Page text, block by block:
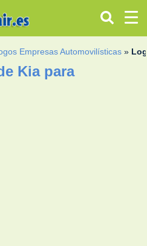
Empresas Automovilísticas »
Kia para